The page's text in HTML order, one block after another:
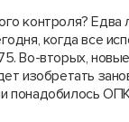
контроля?
когда все
Во-вторых,
изобретать
понадобилось